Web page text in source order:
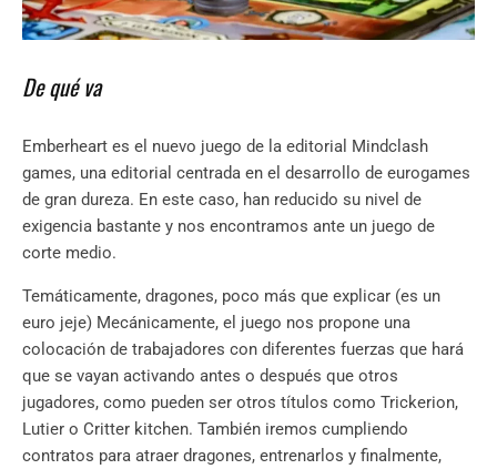
De qué va
Emberheart es el nuevo juego de la editorial Mindclash
games, una editorial centrada en el desarrollo de eurogames
de gran dureza. En este caso, han reducido su nivel de
exigencia bastante y nos encontramos ante un juego de
corte medio.
Temáticamente, dragones, poco más que explicar (es un
euro jeje) Mecánicamente, el juego nos propone una
colocación de trabajadores con diferentes fuerzas que hará
que se vayan activando antes o después que otros
jugadores, como pueden ser otros títulos como Trickerion,
Lutier o Critter kitchen. También iremos cumpliendo
contratos para atraer dragones, entrenarlos y finalmente,